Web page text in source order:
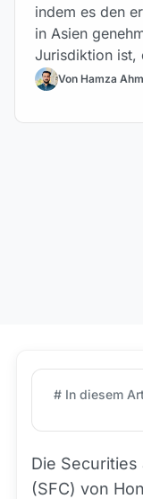
indem es den
in Asien
Jurisdiktion ist,
auf SOL notiert.
Von Hamza
# In diesem
Die Securities
(SFC) von